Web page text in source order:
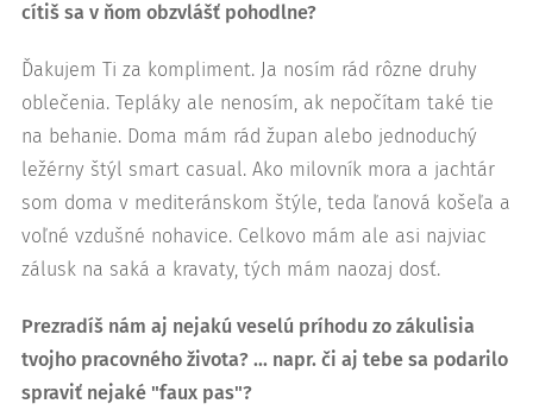
cítiš sa v ňom obzvlášť pohodlne?
Ďakujem Ti za kompliment. Ja nosím rád rôzne druhy
oblečenia. Tepláky ale nenosím, ak nepočítam také tie
na behanie. Doma mám rád župan alebo jednoduchý
ležérny štýl smart casual. Ako milovník mora a jachtár
som doma v mediteránskom štýle, teda ľanová košeľa a
voľné vzdušné nohavice. Celkovo mám ale asi najviac
zálusk na saká a kravaty, tých mám naozaj dosť.
Prezradíš nám aj nejakú veselú príhodu zo zákulisia
tvojho pracovného života? … napr. či aj tebe sa podarilo
spraviť nejaké "faux pas"?